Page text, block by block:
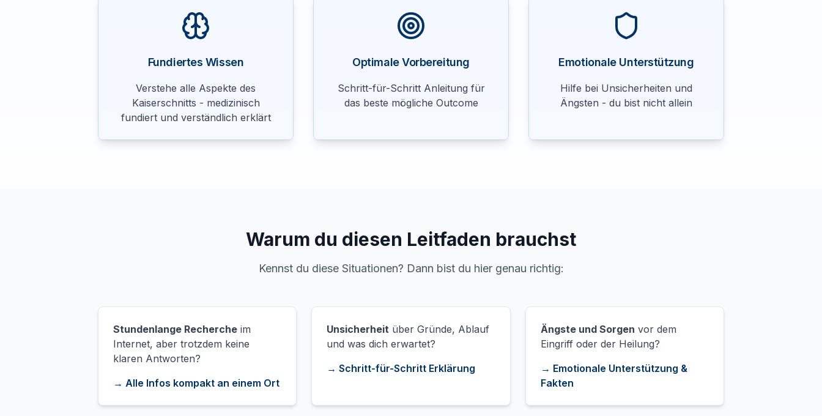
Fundiertes Wissen
Verstehe alle Aspekte des
Kaiserschnitts - medizinisch
fundiert und verständlich erklärt
Optimale Vorbereitung
Schritt-für-Schritt Anleitung für
das beste mögliche Outcome
Emotionale Unterstützung
Hilfe bei Unsicherheiten und
Ängsten - du bist nicht allein
Warum du diesen Leitfaden brauchst
Kennst du diese Situationen? Dann bist du hier genau richtig:
Stundenlange Recherche im
Internet, aber trotzdem keine
klaren Antworten?
→ Alle Infos kompakt an einem Ort
Unsicherheit über Gründe, Ablauf
und was dich erwartet?
→ Schritt-für-Schritt Erklärung
Ängste und Sorgen vor dem
Eingriff oder der Heilung?
→ Emotionale Unterstützung &
Fakten